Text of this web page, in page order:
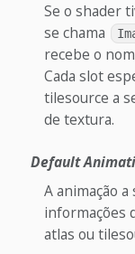
Se o shader
se chama
recebe o
Cada slot
tilesource a
de textura.
Default
A animação
informações
atlas ou